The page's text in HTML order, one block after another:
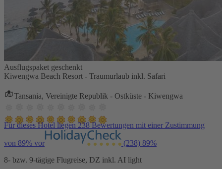
Ausflugspaket geschenkt
Kiwengwa Beach Resort - Traumurlaub inkl. Safari
Tansania, Vereinigte Republik - Ostküste - Kiwengwa
Für dieses Hotel liegen 238 Bewertungen mit einer Zustimmung
von 89% vor (238) 89%
8- bzw. 9-tägige Flugreise, DZ inkl. AI light